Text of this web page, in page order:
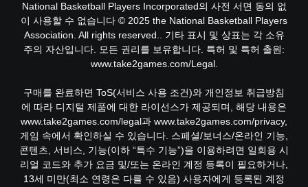
National Basketball Players Incorporated의 사전 서면 동의 없
이 사용할 수 없습니다 © 2025 the National Basketball Players
Association. All rights reserved.. 기타 표시 및 상표는 각 소유
주의 자산입니다. 모든 권리를 보유합니다. 특허 및 특허 출원:
www.take2games.com/Legal.
구매를 완료하면 ToS(서비스 사용 조건)와 개인정보 취급방침
에 따라 디지털 제품에 대한 라이선스가 제공되며, 해당 내용은
www.take2games.com/legal과 www.take2games.com/privacy,
게임 속에서 확인하실 수 있습니다. 스페셜/보너스/온라인 기능,
콘텐츠, 서비스, 기능(이하 “특수 기능”)을 이용하려면 일회용 시
리얼 코드와 추가 요금 및/또는 온라인 계정 등록이 필요하거나,
13세 미만(최소 연령은 다를 수 있음) 사용자에게 등록된 계정